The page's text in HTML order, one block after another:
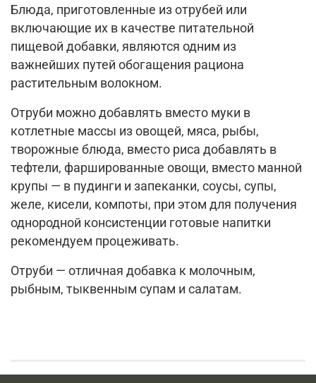
Блюда, приготовленные из отрубей или
включающие их в качестве питательной
пищевой добавки, являются одним из
важнейших путей обогащения рациона
растительным волокном.
Отруби можно добавлять вместо муки в
котлетные массы из овощей, мяса, рыбы,
творожные блюда, вместо риса добавлять в
тефтели, фаршированные овощи, вместо манной
крупы — в пудинги и запеканки, соусы, супы,
желе, кисели, компоты, при этом для получения
однородной консистенции готовые напитки
рекомендуем процеживать.
Отруби — отличная добавка к молочным,
рыбным, тыквенным супам и салатам.